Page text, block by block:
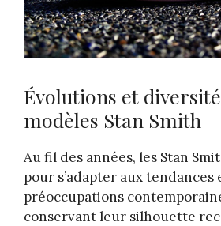
Évolutions et
modèles Stan Smith
Au fil des années, les Stan
pour s’adapter aux tendances
préoccupations
conservant leur silhouette